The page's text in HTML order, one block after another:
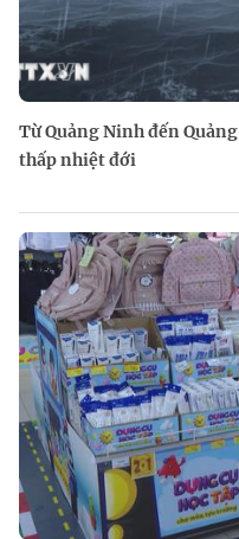
Từ Quảng Ninh đến
thấp nhiệt đới